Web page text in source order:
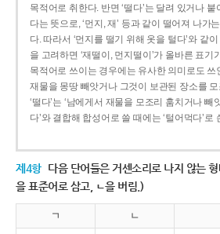
목적어로 취한다. 반면 ‘떨다’는 달려 있거나
다는 뜻으로, ‘먼지, 재’ 등과 같이 떨어져 나가
다. 따라서 ‘먼지를 떨기 위해 옷을 털다’와 같
을 고려하면 ‘재떨이, 먼지떨이’가 올바른 표기
목적어로 쓰이는 경우에는 유사한 의미로도 쓰
재물을 몽땅 빼앗거나 그것이 보관된 장소를
‘떨다’는 ‘남에게서 재물을 모조리 훔치거나 빼
다’와 결합해 합성어로 쓸 때에는 ‘털어먹다’로
제4항 다음 단어들은 거센소리로 나지 않는
을 표준어로 삼고, ㄴ을 버림.)
ㄱ ㄴ